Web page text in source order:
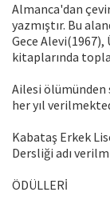
Almanca'dan
yazmıştır. Bu
Gece
kitaplarında
Ailesi ölümünden
her yıl
Kabataş Erkek
Dersliği adı
ÖDÜLLERİ